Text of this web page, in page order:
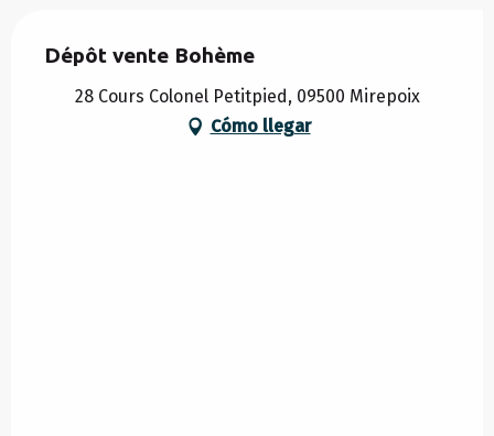
Dépôt vente Bohème
28 Cours Colonel Petitpied, 09500 Mirepoix
Cómo llegar